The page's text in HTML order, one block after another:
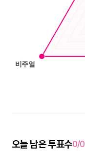
오늘 남은 투표수0/0